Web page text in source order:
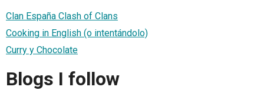
Clan España Clash of Clans
Cooking in English (o intentándolo)
Curry y Chocolate
Blogs I follow